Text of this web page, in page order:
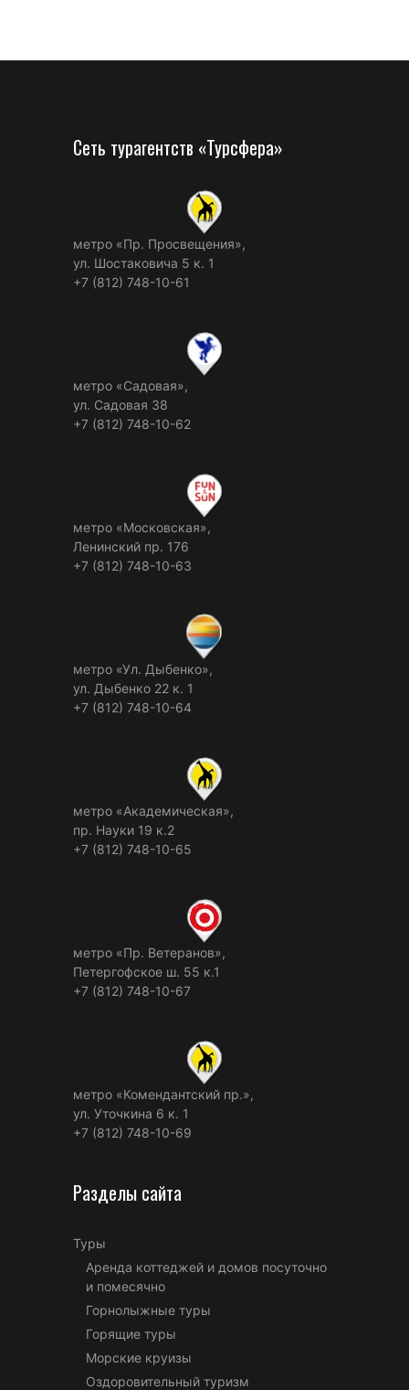
Сеть турагентств «Турсфера»
метро «Пр. Просвещения»,
ул. Шостаковича 5 к. 1
+7 (812) 748-10-61
метро «Садовая»,
ул. Садовая 38
+7 (812) 748-10-62
метро «Московская»,
Ленинский пр. 176
+7 (812) 748-10-63
метро «Ул. Дыбенко»,
ул. Дыбенко 22 к. 1
+7 (812) 748-10-64
метро «Академическая»,
пр. Науки 19 к.2
+7 (812) 748-10-65
метро «Пр. Ветеранов»,
Петергофское ш. 55 к.1
+7 (812) 748-10-67
метро «Комендантский пр.»,
ул. Уточкина 6 к. 1
+7 (812) 748-10-69
Разделы сайта
Туры
Аренда коттеджей и домов посуточно
и помесячно
Горнолыжные туры
Горящие туры
Морские круизы
Оздоровительный туризм